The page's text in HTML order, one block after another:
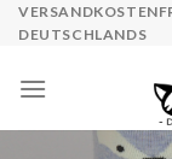
Skip
DEUTSCHLANDS